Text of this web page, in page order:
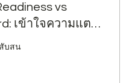
vs
เข้าใจความแตก
บสน